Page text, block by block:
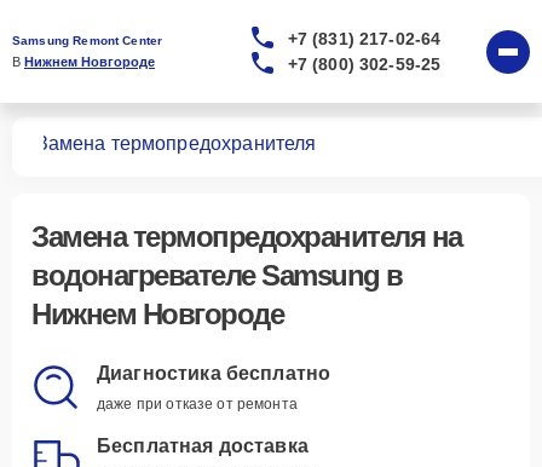
Samsung Remont Center
В Нижнем Новгороде
+7 (831) 217-02-64
+7 (800) 302-59-25
Замена термопредохранителя
Замена термопредохранителяна
водонагревателе Samsung в
Нижнем Новгороде
Диагностика бесплатно
даже при отказе от ремонта
Бесплатная доставка